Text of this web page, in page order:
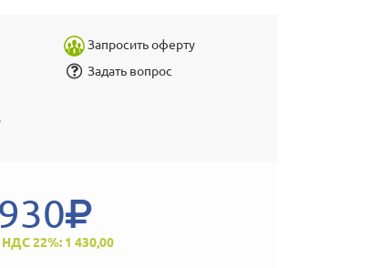
Запросить оферту
Задать вопрос
22%: 1 430,00